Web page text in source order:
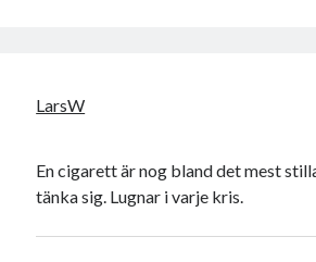
LarsW
En cigarett är nog bland det mest
tänka sig. Lugnar i varje kris.